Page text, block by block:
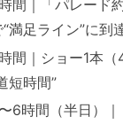
間｜「パレード
満足ライン”に到
間｜ショー1本
短時間”
6時間（半日）